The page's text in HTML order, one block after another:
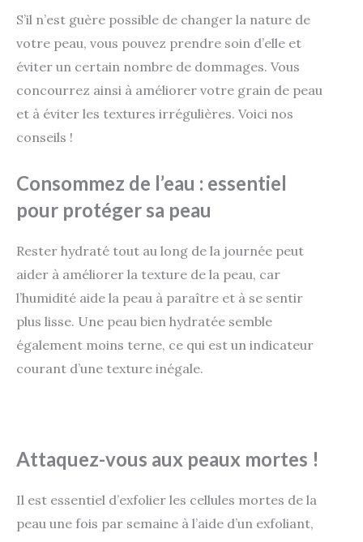
S’il n’est guère possible de changer la nature de
votre peau, vous pouvez prendre soin d’elle et
éviter un certain nombre de dommages. Vous
concourrez ainsi à améliorer votre grain de peau
et à éviter les textures irrégulières. Voici nos
conseils !
Consommez de l’eau : essentiel
pour protéger sa peau
Rester hydraté tout au long de la journée peut
aider à améliorer la texture de la peau, car
l’humidité aide la peau à paraître et à se sentir
plus lisse. Une peau bien hydratée semble
également moins terne, ce qui est un indicateur
courant d’une texture inégale.
Attaquez-vous aux peaux mortes !
Il est essentiel d’exfolier les cellules mortes de la
peau une fois par semaine à l’aide d’un exfoliant,